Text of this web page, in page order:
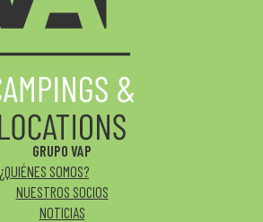
GRUPO VAP
¿QUIÉNES SOMOS?
NUESTROS SOCIOS
NOTICIAS